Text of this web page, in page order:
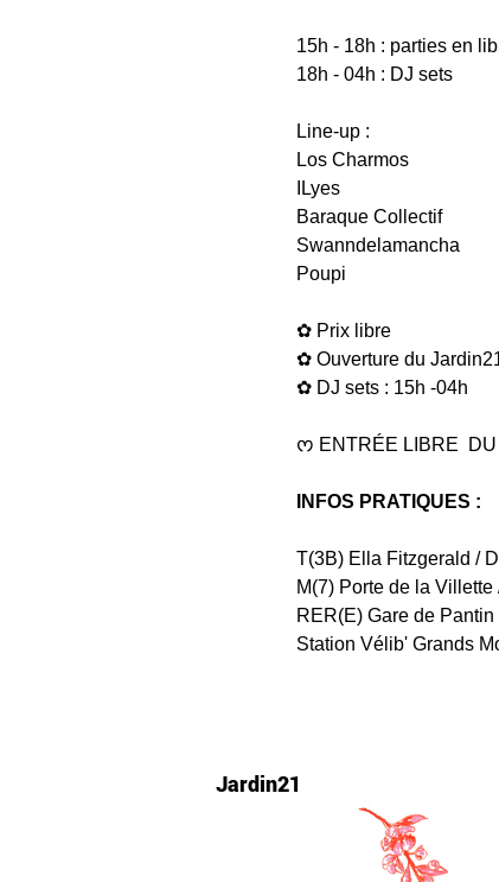
15h - 18h : parties en
18h - 04h : DJ sets
Line-up :
Los Charmos
ILyes
Baraque Collectif
Swanndelamancha
Poupi
✿ Prix libre
✿ Ouverture du
✿ DJ sets : 15h -04h
ᰔ ENTRÉE LIBRE
INFOS PRATIQUES :
T(3B) Ella Fitzgerald /
M(7) Porte de la
RER(E) Gare de Pantin
Station Vélib' Grands
Jardin21